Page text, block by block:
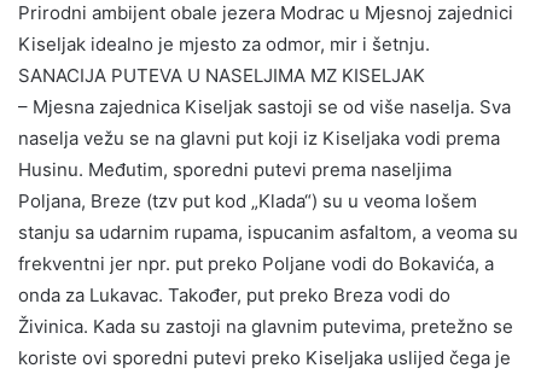
Prirodni ambijent obale jezera Modrac u Mjesnoj zajednici
Kiseljak idealno je mjesto za odmor, mir i šetnju.
SANACIJA PUTEVA U NASELJIMA MZ KISELJAK
– Mjesna zajednica Kiseljak sastoji se od više naselja. Sva
naselja vežu se na glavni put koji iz Kiseljaka vodi prema
Husinu. Međutim, sporedni putevi prema naseljima
Poljana, Breze (tzv put kod „Klada“) su u veoma lošem
stanju sa udarnim rupama, ispucanim asfaltom, a veoma su
frekventni jer npr. put preko Poljane vodi do Bokavića, a
onda za Lukavac. Također, put preko Breza vodi do
Živinica. Kada su zastoji na glavnim putevima, pretežno se
koriste ovi sporedni putevi preko Kiseljaka uslijed čega je